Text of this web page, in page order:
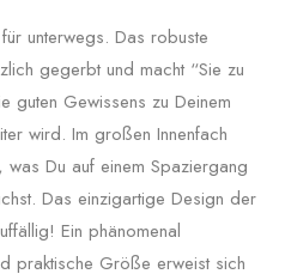
unterwegs. Das robuste
gegerbt und macht “Sie zu
guten Gewissens zu Deinem
wird. Im großen Innenfach
Du auf einem Spaziergang
Das einzigartige Design der
Ein phänomenal
praktische Größe erweist sich